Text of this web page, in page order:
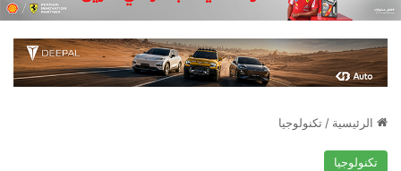
الرئيسية / تكنولوجيا
تكنولوجيا